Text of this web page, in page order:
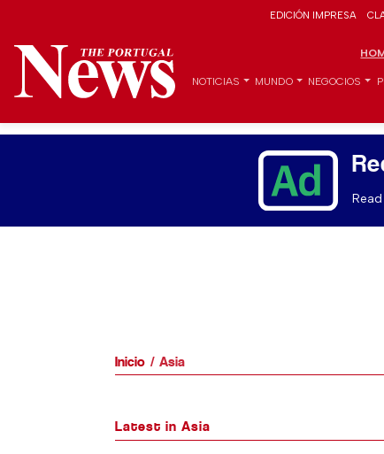
EDICIÓN IMPRESA
NOTICIAS MUNDO NEGOCIOS
Inicio Asia
Latest in Asia